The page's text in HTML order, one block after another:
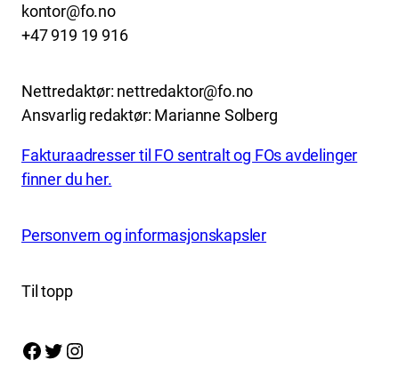
kontor@fo.no
+47 919 19 916
Nettredaktør: nettredaktor@fo.no
Ansvarlig redaktør: Marianne Solberg
Fakturaadresser til FO sentralt og FOs avdelinger
finner du her.
Personvern og informasjonskapsler
Til topp
Facebook Twitter Instagram